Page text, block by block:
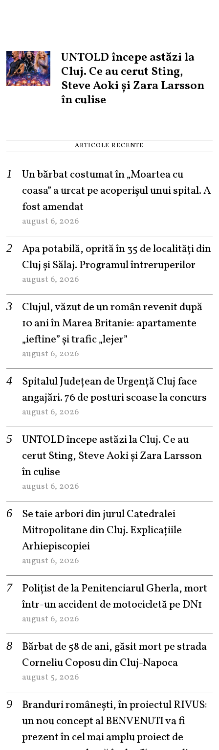
UNTOLD începe astăzi la
Cluj. Ce au cerut Sting,
Steve Aoki și Zara Larsson
în culise
ARTICOLE RECENTE
Un bărbat costumat în „Moartea cu
coasa” a urcat pe acoperișul unui spital. A
fost amendat
august 6, 2026
Apa potabilă, oprită în 35 de localități din
Cluj și Sălaj. Programul întreruperilor
august 6, 2026
Clujul, văzut de un român revenit după
10 ani în Marea Britanie: apartamente
„ieftine” și trafic „lejer”
august 6, 2026
Spitalul Județean de Urgență Cluj face
angajări. 76 de posturi scoase la concurs
august 6, 2026
UNTOLD începe astăzi la Cluj. Ce au
cerut Sting, Steve Aoki și Zara Larsson
în culise
august 6, 2026
Se taie arbori din jurul Catedralei
Mitropolitane din Cluj. Explicațiile
Arhiepiscopiei
august 6, 2026
Polițist de la Penitenciarul Gherla, mort
într-un accident de motocicletă pe DN1
august 6, 2026
Bărbat de 58 de ani, găsit mort pe strada
Corneliu Coposu din Cluj-Napoca
august 5, 2026
Branduri românești, în proiectul RIVUS:
un nou concept al BENVENUTI va fi
prezent în cel mai amplu proiect de